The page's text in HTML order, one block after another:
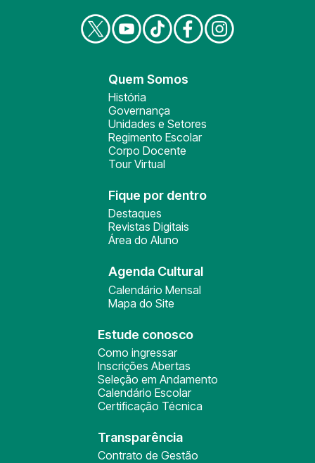
Quem Somos
História
Governança
Unidades e Setores
Regimento Escolar
Corpo Docente
Tour Virtual
Fique por dentro
Destaques
Revistas Digitais
Área do Aluno
Agenda Cultural
Calendário Mensal
Mapa do Site
Estude conosco
Como ingressar
Inscrições Abertas
Seleção em Andamento
Calendário Escolar
Certificação Técnica
Transparência
Contrato de Gestão